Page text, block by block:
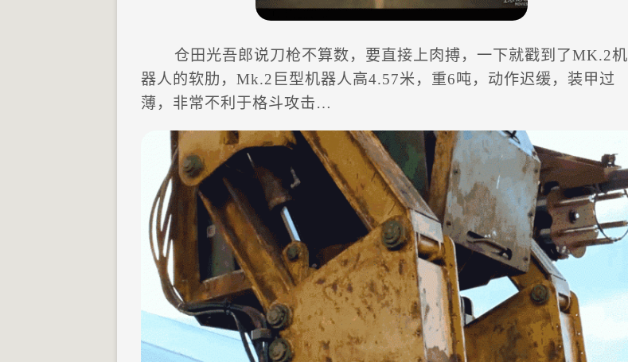
仓田光吾郎说刀枪不算数，要直接上肉搏，一下就戳到了MK.2机
器人的软肋，Mk.2巨型机器人高4.57米，重6吨，动作迟缓，装甲过
薄，非常不利于格斗攻击…